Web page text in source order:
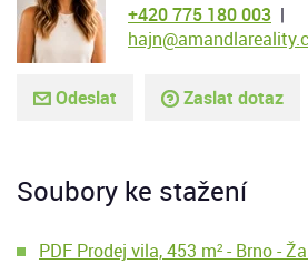
+420 775 180 003 |
Odeslat Zaslat dotaz
Soubory ke stažení
PDF Prodej vila, 453 m² - Brno -